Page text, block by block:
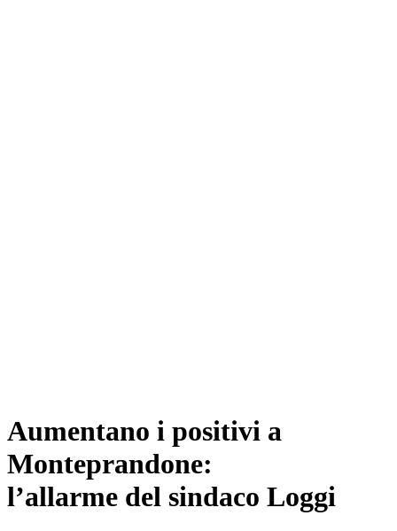
Aumentano i positivi a
Monteprandone:
l’allarme del sindaco Loggi